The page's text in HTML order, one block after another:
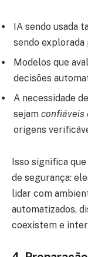
IA sendo usada
sendo
Modelos que
decisões
A necessidade
sejam confiáveis
origens
Isso significa
de segurança:
lidar com
automatizados,
coexistem e